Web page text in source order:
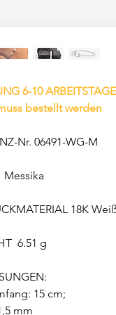
6-10 ARBEITSTAGE
bestellt werden
Nr. 06491-WG-M
Messika
18K
6.51 g
15 cm;
mm